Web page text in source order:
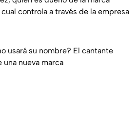
cual controla a través de la empresa
usará su nombre? El cantante
nueva marca